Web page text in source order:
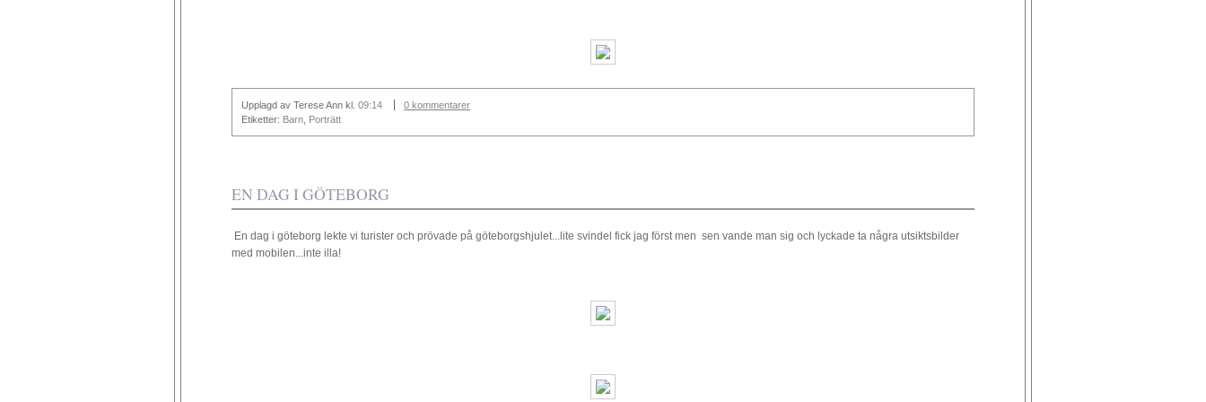
Upplagd av Terese Ann kl. 09:14
0 kommentarer
Etiketter: Barn Porträtt
EN DAG I GÖTEBORG
En dag i göteborg lekte vi turister och prövade på göteborgshjulet...lite svindel fick jag först men sen vande man sig och lyckade ta några utsiktsbilder
med mobilen...inte illa!